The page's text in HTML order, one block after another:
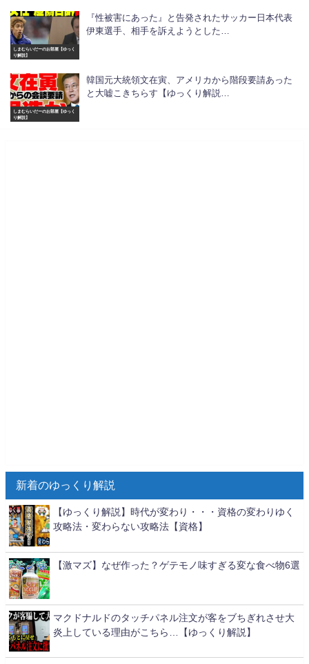
しまむらいだーのお部屋【ゆっく
り解説】
『性被害にあった』と告発されたサッカー日本代表
伊東選手、相手を訴えようとした…
しまむらいだーのお部屋【ゆっく
り解説】
韓国元大統領文在寅、アメリカから階段要請あった
と大嘘こきちらす【ゆっくり解説…
新着のゆっくり解説
【ゆっくり解説】時代が変わり・・・資格の変わりゆく
攻略法・変わらない攻略法【資格】
【激マズ】なぜ作った？ゲテモノ味すぎる変な食べ物6選
マクドナルドのタッチパネル注文が客をブちぎれさせ大
炎上している理由がこちら…【ゆっくり解説】